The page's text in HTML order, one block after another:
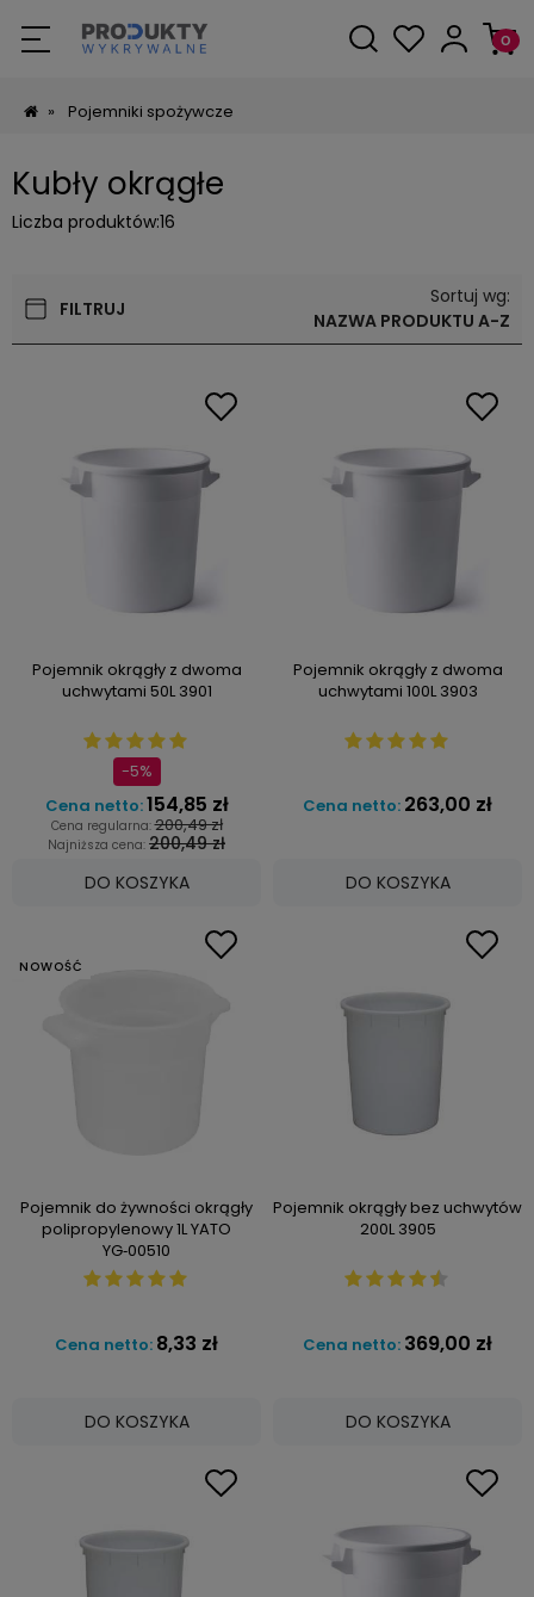
» Pojemniki spożywcze
Kubły okrągłe
Liczba produktów:16
FILTRUJ
Sortuj wg:
NAZWA PRODUKTU A-Z
Pojemnik okrągły z dwoma
uchwytami 50L 3901
Cena regularna:200,49 zł
Najniższa cena: 200,49 zł
Cena netto:154,85 zł
-5%
DO KOSZYKA
Pojemnik okrągły z dwoma
uchwytami 100L 3903
Cena netto: 263,00 zł
DO KOSZYKA
Pojemnik do żywności okrągły
polipropylenowy 1L YATO
YG‑00510
Cena netto: 8,33 zł
DO KOSZYKA
NOWOŚĆ
Pojemnik okrągły bez uchwytów
200L 3905
Cena netto: 369,00 zł
DO KOSZYKA